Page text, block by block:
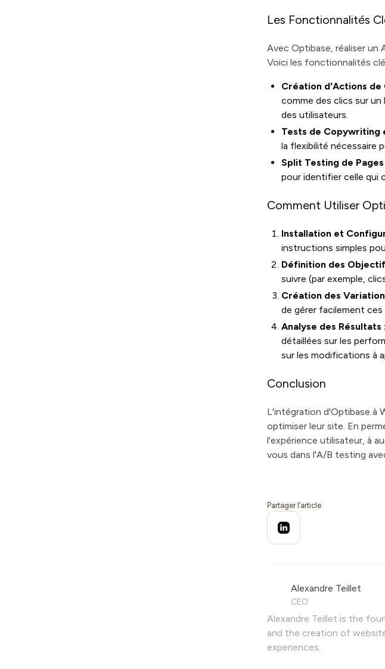
Les Fonctionnalités
Avec Optibase, réaliser
Voici les fonctionnalités
Création d'Actions de
comme des clics sur
des utilisateurs.
Tests de Copywriting
la flexibilité nécessaire
Split Testing de Pages
pour identifier celle qui
Comment Utiliser
Installation et
instructions simples
Définition des
suivre (par exemple,
Création des
de gérer facilement
Analyse des Résultats :
détaillées sur les
sur les modifications à
Conclusion
L'intégration d'Optibase à
optimiser leur site. En
l'expérience utilisateur, à
vous dans l'A/B testing
Partager l’article
Alexandre Teillet
CEO
Alexandre Teillet is the
and the creation of
experiences.